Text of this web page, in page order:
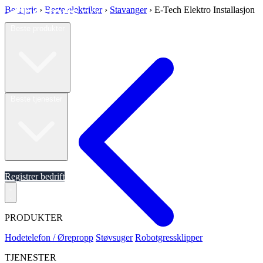
Registrer bedrift
PRODUKTER
Hodetelefon / Ørepropp Støvsuger Robotgressklipper
TJENESTER
Best pris › Beste elektriker › Stavanger › E-Tech Elektro Installasjon